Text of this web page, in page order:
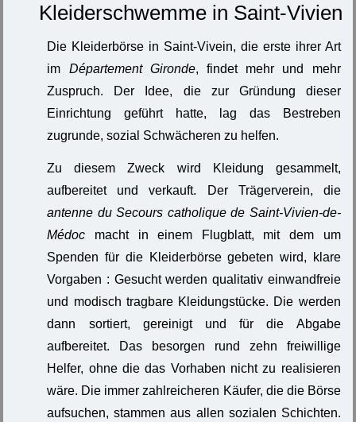
Kleiderschwemme in Saint-Vivien
Die Kleiderbörse in Saint-Vivein, die erste ihrer Art
im Département Gironde, findet mehr und mehr
Zuspruch. Der Idee, die zur Gründung dieser
Einrichtung geführt hatte, lag das Bestreben
zugrunde, sozial Schwächeren zu helfen.
Zu diesem Zweck wird Kleidung gesammelt,
aufbereitet und verkauft. Der Trägerverein, die
antenne du Secours catholique de Saint-Vivien-de-
Médoc macht in einem Flugblatt, mit dem um
Spenden für die Kleiderbörse gebeten wird, klare
Vorgaben : Gesucht werden qualitativ einwandfreie
und modisch tragbare Kleidungstücke. Die werden
dann sortiert, gereinigt und für die Abgabe
aufbereitet. Das besorgen rund zehn freiwillige
Helfer, ohne die das Vorhaben nicht zu realisieren
wäre. Die immer zahlreicheren Käufer, die die Börse
aufsuchen, stammen aus allen sozialen Schichten.